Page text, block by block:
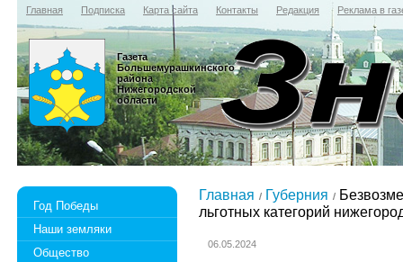
Главная Подписка Карта сайта Контакты Редакция Реклама в
Газета
Большемурашкинского
района
Нижегородской
области
Год Победы
Наши земляки
Общество
Главная Губерния
льготных категорий
06.05.2024